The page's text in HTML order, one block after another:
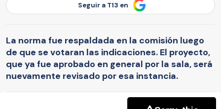
Seguir a T13 en
La norma fue respaldada en la comisión luego
de que se votaran las indicaciones. El proyecto,
que ya fue aprobado en general por la sala, será
nuevamente revisado por esa instancia.